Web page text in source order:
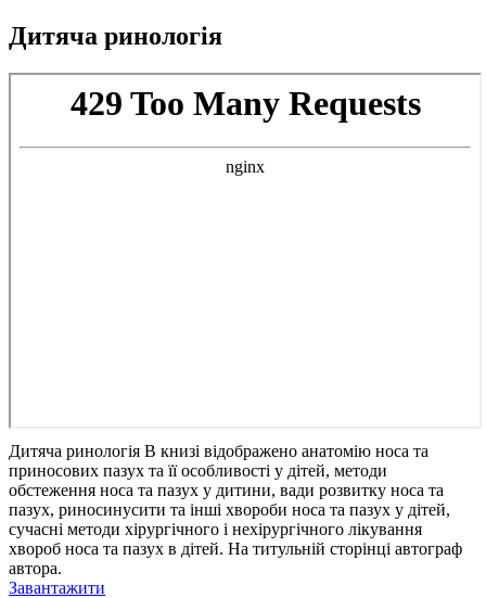
Дитяча ринологія
Дитяча ринологія В книзі відображено анатомію носа та
приносових пазух та її особливості у дітей, методи
обстеження носа та пазух у дитини, вади розвитку носа та
пазух, риносинусити та інші хвороби носа та пазух у дітей,
сучасні методи хірургічного і нехірургічного лікування
хвороб носа та пазух в дітей. На титульній сторінці автограф
автора.
Завантажити